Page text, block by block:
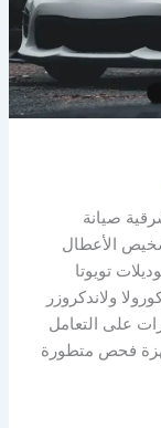
صيانة
الأعطال
تويوتا
ولاندكروزر
على التعامل
فحص متطورة